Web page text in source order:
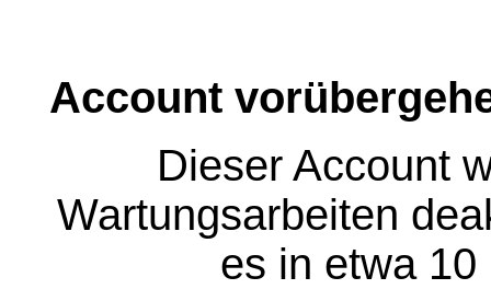
Account
Dieser Account
Wartungsarbeiten
es in etwa